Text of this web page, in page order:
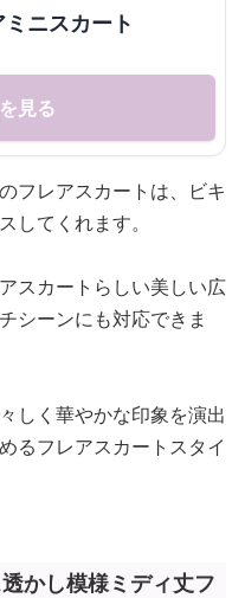
ニスカート
見る
フレアスカートは、ビキ
してくれます。
スカートらしい美しい広
シーンにも対応できま
しく華やかな印象を演出
るフレアスカートスタイ
かし模様ミディ丈フ